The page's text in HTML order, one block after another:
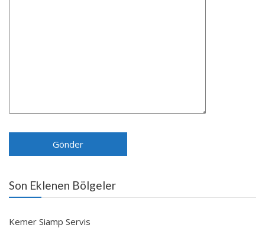
Son Eklenen Bölgeler
Kemer Siamp Servis